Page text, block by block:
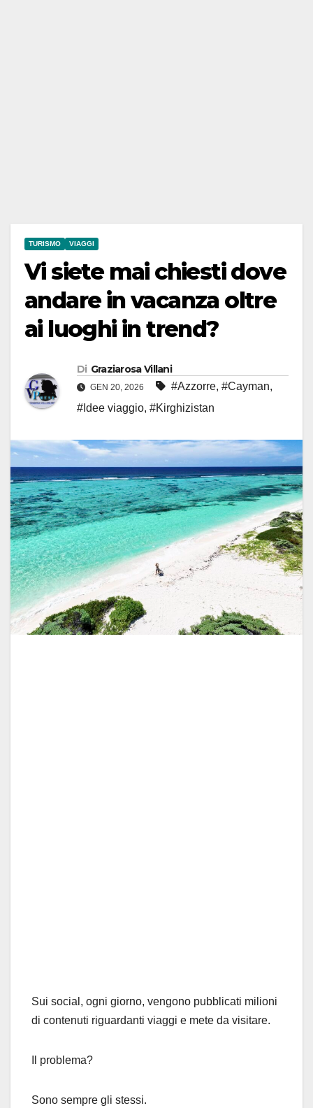
TURISMO VIAGGI
Vi siete mai chiesti dove
andare in vacanza oltre
ai luoghi in trend?
Di Graziarosa Villani
GEN 20, 2026 #Azzorre, #Cayman,
#Idee viaggio, #Kirghizistan
Sui social, ogni giorno, vengono pubblicati milioni
di contenuti riguardanti viaggi e mete da visitare.
Il problema?
Sono sempre gli stessi.